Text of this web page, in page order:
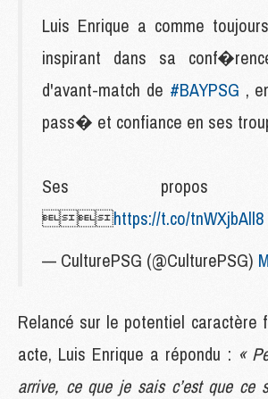
Luis Enrique a comme
inspirant dans sa
d'avant-match de #BAYPSG ,
pass� et confiance en ses
Ses propos
https://t.co/tnWXjbAll8
— CulturePSG (@CulturePSG)
Relancé sur le potentiel caractère
acte, Luis Enrique a répondu : «
arrive, ce que je sais c’est que ce